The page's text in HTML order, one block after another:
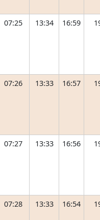
07:25 13:34 16:59
07:26 13:33 16:57
07:27 13:33 16:56
07:28 13:33 16:54